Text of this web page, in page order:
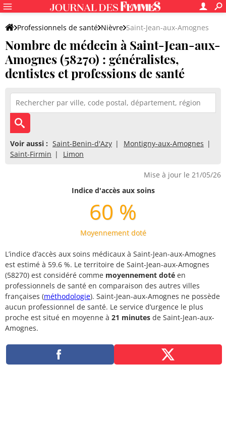
Professionnels de santé Nièvre Saint-Jean-aux-Amognes
Nombre de médecin à Saint-Jean-aux-
Amognes (58270) : généralistes,
dentistes et professions de santé
Voir aussi : Saint-Benin-d'Azy
Montigny-aux-Amognes
Saint-Firmin
Limon
Mise à jour le 21/05/26
Indice d'accès aux soins
60 %
Moyennement doté
L’indice d’accès aux soins médicaux à Saint-Jean-aux-Amognes
est estimé à 59.6 %. Le territoire de Saint-Jean-aux-Amognes
(58270) est considéré comme moyennement doté en
professionnels de santé en comparaison des autres villes
françaises (méthodologie). Saint-Jean-aux-Amognes ne possède
aucun professionnel de santé. Le service d’urgence le plus
proche est situé en moyenne à 21 minutes de Saint-Jean-aux-
Amognes.